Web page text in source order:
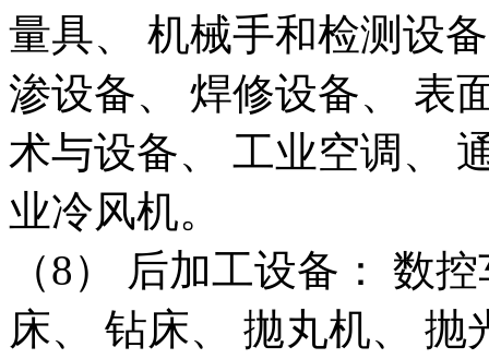
量具、 机械手和检测设
渗设备、 焊修设备、 表
术与设备、 工业空调、
业冷风机。
（8） 后加工设备： 数
床、 钻床、 拋丸机、 抛